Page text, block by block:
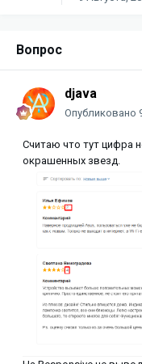
Вопрос
djava
Опубликовано
Считаю что тут цифра
окрашенных звезд.